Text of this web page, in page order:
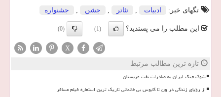
تگهای خبر:
ادبیات , تئاتر , جشن , جشنواره
این مطلب را می پسندید؟ (1)
(0)
X
تازه ترین مطالب مرتبط
شوک جنگ ایران به صادرات نفت عربستان
از رؤیای زندگی در ون تا کابوس بی خانمانی تاریک ترین استعاره فیلم مسافر